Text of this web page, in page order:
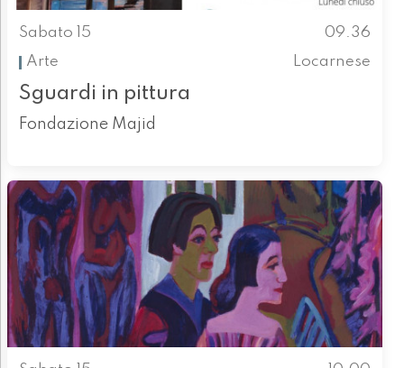
Sabato 15
09.36
Arte
Locarnese
Sguardi in pittura
Fondazione Majid